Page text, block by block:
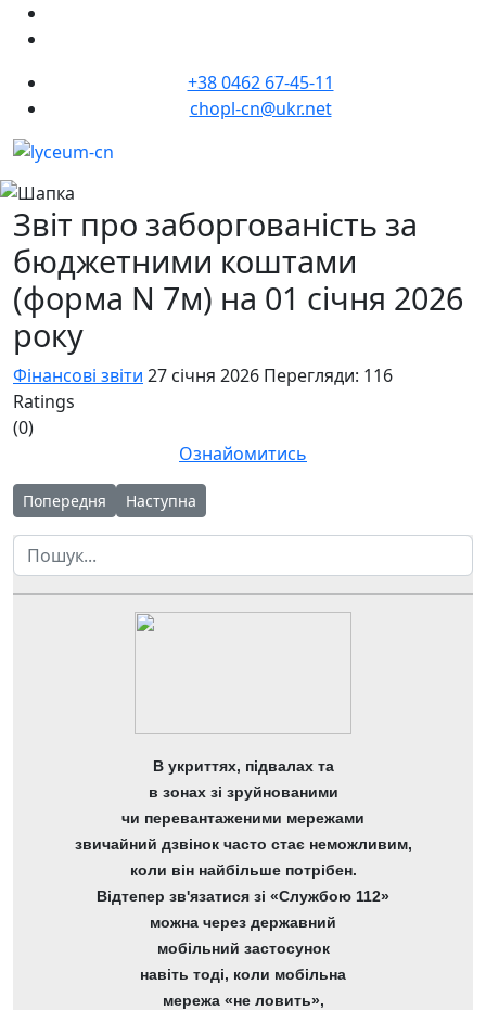
+38 0462 67-45-11
chopl-cn@ukr.net
Звіт про заборгованість за
бюджетними коштами
(форма N 7м) на 01 січня 2026
року
Фінансові звіти 27 січня 2026 Перегляди: 116
Ratings
(0)
Ознайомитись
Попередня стаття: Звіт про надходження і використання
Попередня Наступна стаття: Звіт про заборгованість
Наступна
Пошук
В укриттях, підвалах та
в зонах зі зруйнованими
чи перевантаженими мережами
звичайний дзвінок часто стає неможливим,
коли він найбільше потрібен.
Відтепер зв'язатися зі «Службою 112»
можна через державний
мобільний застосунок
навіть тоді, коли мобільна
мережа «не ловить»,